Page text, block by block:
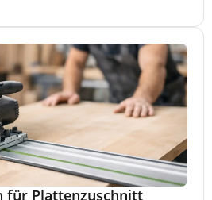
für Plattenzuschnitt